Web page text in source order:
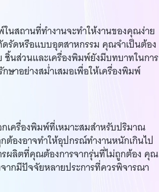
นสถานที่ทำงานจะทำให้งานของคุณง่าย
รัดหรือแบบอุตสาหกรรม คุณจำเป็นต้อง
ชิ้นส่วนและเครื่องพิมพ์ยังมีบทบาทในการ
ษาอย่างสม่ำเสมอเพื่อให้เครื่องพิมพ์
เครื่องพิมพ์ที่เหมาะสมสำหรับปริมาณ
องอาจทำให้อุปกรณ์ทำงานหนักเกินไป
รผลิตที่คุณต้องการจากรุ่นที่ไม่ถูกต้อง คุณ
ากมีปัจจัยหลายประการที่ควรพิจารณา